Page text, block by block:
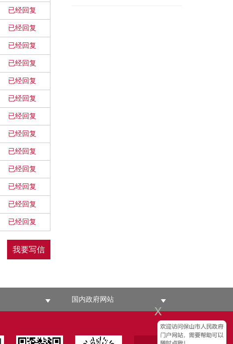
x
已经回复
已经回复
已经回复
已经回复
已经回复
已经回复
已经回复
已经回复
已经回复
已经回复
已经回复
已经回复
已经回复
我要写信
国内政府网站